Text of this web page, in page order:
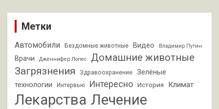
Метки
Автомобили Бездомные животные Видео Владимир Путин
Врачи Дженнифер Лопес
Домашние животные
Загрязнения
Здравоохранение
Зелёные
технологии
Интервью Интересно История Климат
Лекарства Лечение